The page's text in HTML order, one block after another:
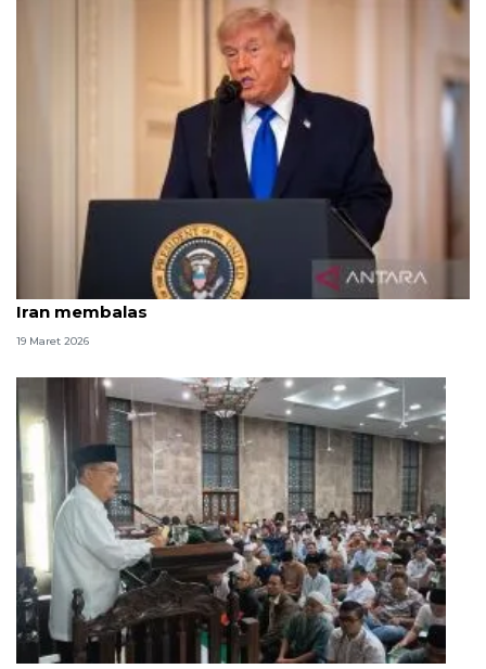
Trump: Israel tak lagi serang South Pars kecuali jika
Iran membalas
19 Maret 2026
DMI desak Masjid Al-Aqsa segera dibuka kembali